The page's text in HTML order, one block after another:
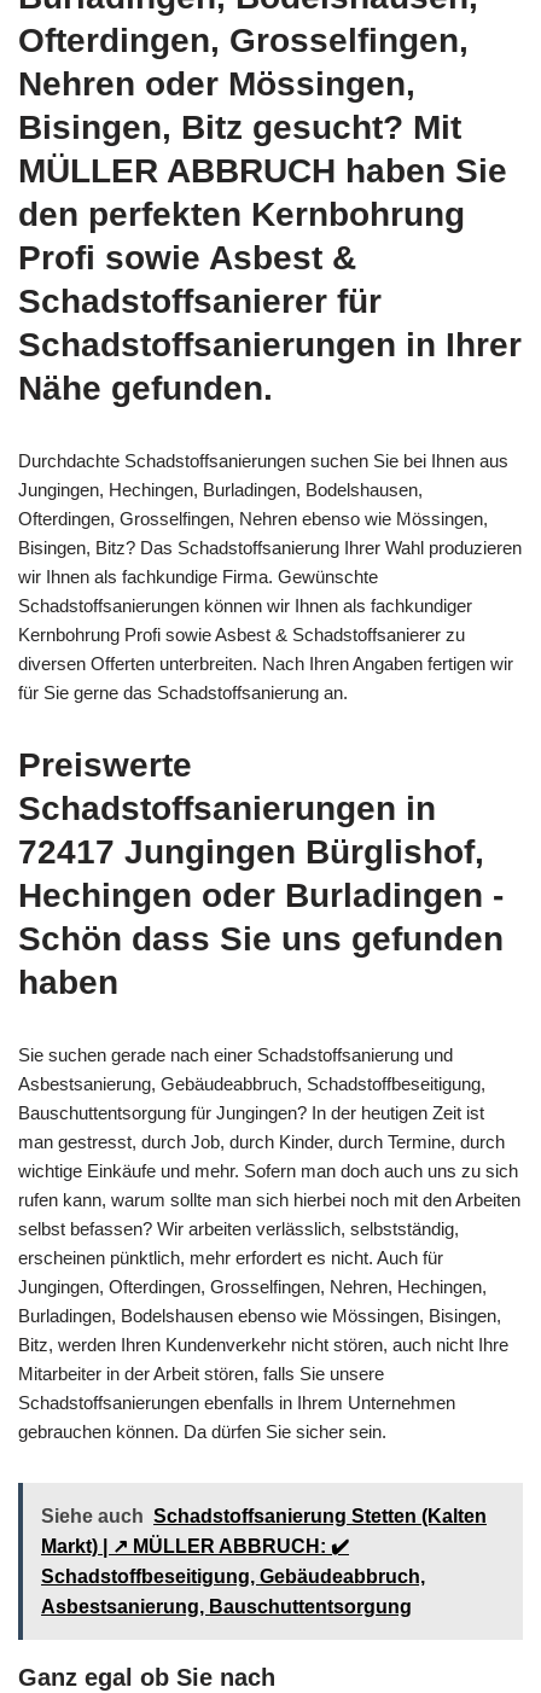
Ofterdingen, Grosselfingen,
Nehren oder Mössingen,
Bisingen, Bitz gesucht? Mit
MÜLLER ABBRUCH haben Sie
den perfekten Kernbohrung
Profi sowie Asbest &
Schadstoffsanierer für
Schadstoffsanierungen in Ihrer
Nähe gefunden.
Durchdachte Schadstoffsanierungen suchen Sie bei Ihnen aus
Jungingen, Hechingen, Burladingen, Bodelshausen,
Ofterdingen, Grosselfingen, Nehren ebenso wie Mössingen,
Bisingen, Bitz? Das Schadstoffsanierung Ihrer Wahl produzieren
wir Ihnen als fachkundige Firma. Gewünschte
Schadstoffsanierungen können wir Ihnen als fachkundiger
Kernbohrung Profi sowie Asbest & Schadstoffsanierer zu
diversen Offerten unterbreiten. Nach Ihren Angaben fertigen wir
für Sie gerne das Schadstoffsanierung an.
Preiswerte
Schadstoffsanierungen in
72417 Jungingen Bürglishof,
Hechingen oder Burladingen -
Schön dass Sie uns gefunden
haben
Sie suchen gerade nach einer Schadstoffsanierung und
Asbestsanierung, Gebäudeabbruch, Schadstoffbeseitigung,
Bauschuttentsorgung für Jungingen? In der heutigen Zeit ist
man gestresst, durch Job, durch Kinder, durch Termine, durch
wichtige Einkäufe und mehr. Sofern man doch auch uns zu sich
rufen kann, warum sollte man sich hierbei noch mit den Arbeiten
selbst befassen? Wir arbeiten verlässlich, selbstständig,
erscheinen pünktlich, mehr erfordert es nicht. Auch für
Jungingen, Ofterdingen, Grosselfingen, Nehren, Hechingen,
Burladingen, Bodelshausen ebenso wie Mössingen, Bisingen,
Bitz, werden Ihren Kundenverkehr nicht stören, auch nicht Ihre
Mitarbeiter in der Arbeit stören, falls Sie unsere
Schadstoffsanierungen ebenfalls in Ihrem Unternehmen
gebrauchen können. Da dürfen Sie sicher sein.
Siehe auch Schadstoffsanierung Stetten (Kalten
Markt) | ↗️ MÜLLER ABBRUCH: ✔️
Schadstoffbeseitigung, Gebäudeabbruch,
Asbestsanierung, Bauschuttentsorgung
Ganz egal ob Sie nach